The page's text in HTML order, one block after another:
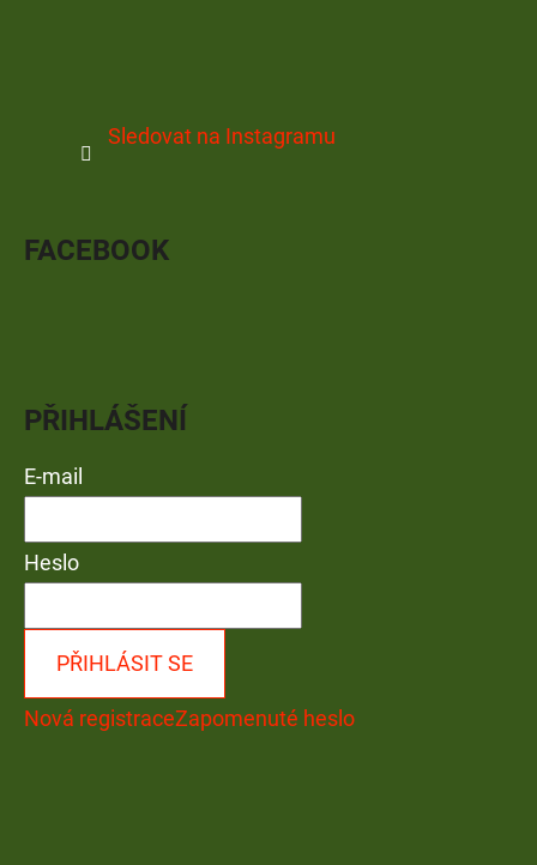
Sledovat na Instagramu
FACEBOOK
PŘIHLÁŠENÍ
E-mail
Heslo
PŘIHLÁSIT SE
Nová registraceZapomenuté heslo